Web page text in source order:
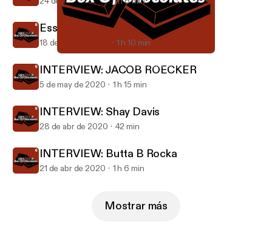
LIFE’S NOT A BOX OF CHOCOLATES
Essential worker chat
18 de may de 2020 1 h 10 min
INTERVIEW: JACOB ROECKER
5 de may de 2020 1 h 15 min
INTERVIEW: Shay Davis
28 de abr de 2020 42 min
INTERVIEW: Butta B Rocka
21 de abr de 2020 1 h 6 min
Mostrar más